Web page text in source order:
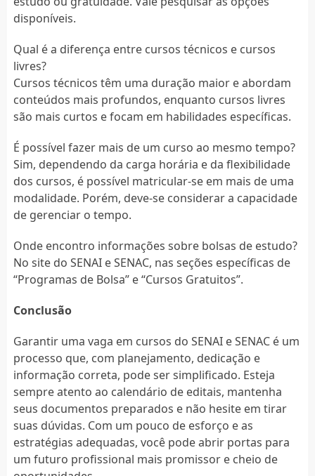
disponíveis.
Qual é a diferença entre cursos técnicos e cursos
livres?
Cursos técnicos têm uma duração maior e abordam
conteúdos mais profundos, enquanto cursos livres
são mais curtos e focam em habilidades específicas.
É possível fazer mais de um curso ao mesmo tempo?
Sim, dependendo da carga horária e da flexibilidade
dos cursos, é possível matricular-se em mais de uma
modalidade. Porém, deve-se considerar a capacidade
de gerenciar o tempo.
Onde encontro informações sobre bolsas de estudo?
No site do SENAI e SENAC, nas seções específicas de
“Programas de Bolsa” e “Cursos Gratuitos”.
Conclusão
Garantir uma vaga em cursos do SENAI e SENAC é um
processo que, com planejamento, dedicação e
informação correta, pode ser simplificado. Esteja
sempre atento ao calendário de editais, mantenha
seus documentos preparados e não hesite em tirar
suas dúvidas. Com um pouco de esforço e as
estratégias adequadas, você pode abrir portas para
um futuro profissional mais promissor e cheio de